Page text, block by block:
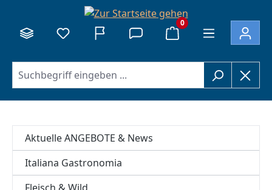
0
Aktuelle ANGEBOTE & News
Italiana Gastronomia